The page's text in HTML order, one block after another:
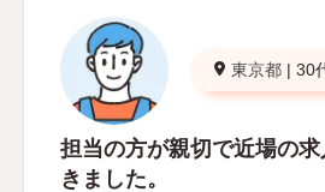
東京都 | 30
担当の方が親切で近場の
きました。